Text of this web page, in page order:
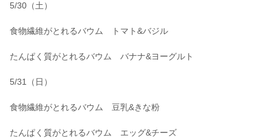
5/30（土）
食物繊維がとれるバウム トマト&バジル
たんぱく質がとれるバウム バナナ&ヨーグルト
5/31（日）
食物繊維がとれるバウム 豆乳&きな粉
たんぱく質がとれるバウム エッグ&チーズ